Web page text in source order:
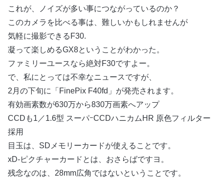
これが、ノイズが多い事につながっているのか？
このカメラを比べる事は、難しいかもしれませんが
気軽に撮影できるF30.
凝って楽しめるGX8ということがわかった。
ファミリーユースなら絶対F30ですよー。
で、私にとっては不幸なニュースですが、
2月の下旬に「FinePix F40fd」が発売されます。
有効画素数が630万から830万画素へアップ
CCDも1／1.6型 スーパｰCCDハニカムHR 原色フィルター
採用
目玉は、SDメモリーカードが使えることです。
xD-ピクチャーカードとは、おさらばですヨ。
残念なのは、28mm広角ではないということです。